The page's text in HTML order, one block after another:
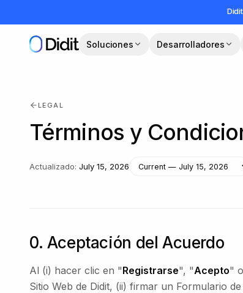
Soluciones Desarrolladores
LEGAL
Términos y
Actualizado: July 15, 2026
0. Aceptación del Acuerdo
Al (i) hacer clic en "Registrarse", "Acepto"
Sitio Web de Didit, (ii) firmar un Formulario